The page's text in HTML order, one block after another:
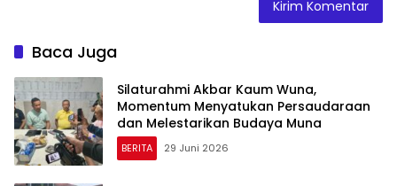
Baca Juga
Silaturahmi Akbar Kaum Wuna,
Momentum Menyatukan Persaudaraan
dan Melestarikan Budaya Muna
BERITA 29 Juni 2026